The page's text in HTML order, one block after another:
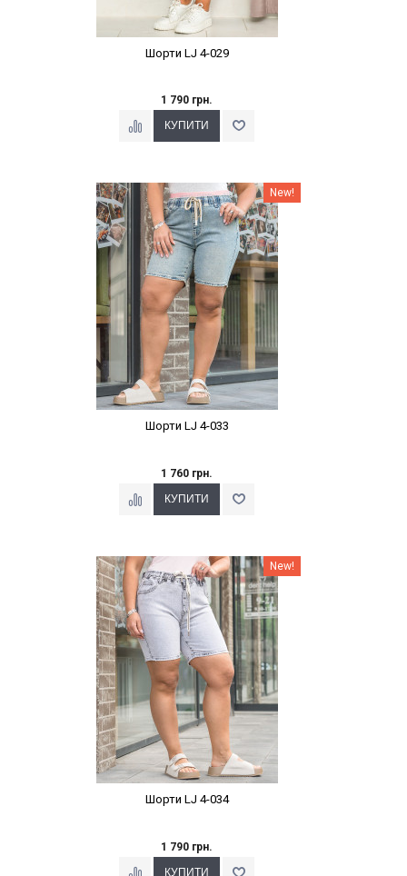
Шорти LJ 4-029
1 790 грн.
Наклейки Варіант з % New!
Шорти LJ 4-033
1 760 грн.
Наклейки Варіант з % New!
Шорти LJ 4-034
1 790 грн.